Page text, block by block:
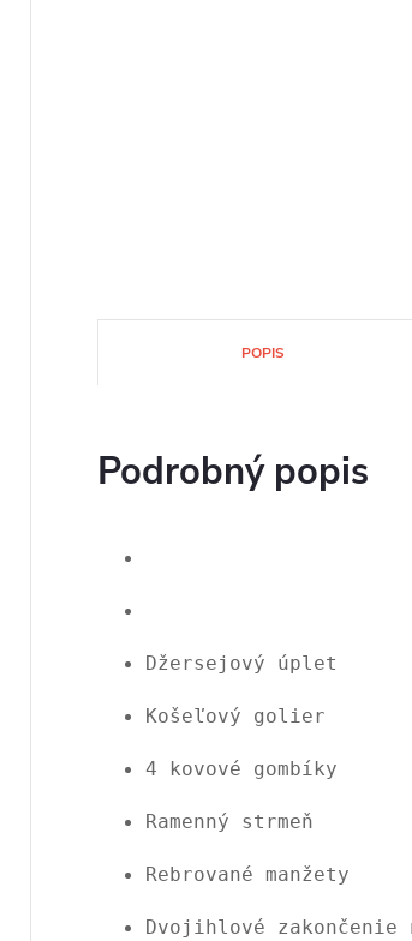
POPIS
Podrobný popis
Džersejový úplet
Košeľový golier
4 kovové gombíky
Ramenný strmeň
Dvojihlové zakončenie